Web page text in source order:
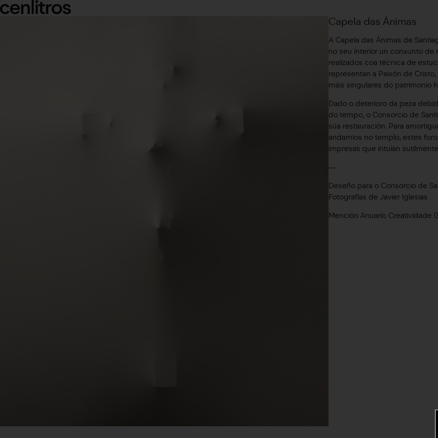
cenlitros
Capela das Ánimas
A Capela das Ánimas de
no seu interior un conxunto de
realizados coa técnica de
representan a Paixón de
máis singulares do patrimonio
Dado o deterioro da peza
do tempo, o Consorcio de
súa restauración. Para
andamios no templo, estes
impresas que intuían
—
Deseño para o Consorcio de
Fotografías de Javier Iglesias
Mención Anuario Creatividade